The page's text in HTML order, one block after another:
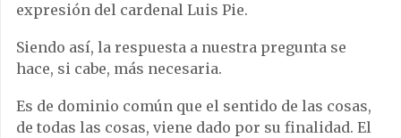
expresión del cardenal Luis Pie.
Siendo así, la respuesta a nuestra pregunta se
hace, si cabe, más necesaria.
Es de dominio común que el sentido de las cosas,
de todas las cosas, viene dado por su finalidad. El